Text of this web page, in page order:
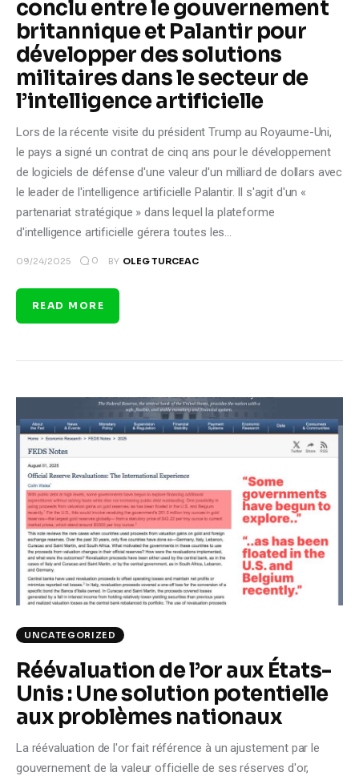
conclu entre le gouvernement
britannique et Palantir pour
développer des solutions
militaires dans le secteur de
l’intelligence artificielle
Lors de la récente visite du président Trump au Royaume-Uni,
le pays a signé un contrat de cinq ans pour le développement
de logiciels de défense d'une valeur d'un milliard de dollars avec
le leader de l'intelligence artificielle Palantir. Il s'agit d'un «
partenariat stratégique » dans lequel la plateforme
d'intelligence artificielle gérera toutes les…
09/24/2025 0 BY OLEG TURCEAC
READ MORE
UNCATEGORIZED
Réévaluation de l’or aux États-
Unis : Une solution potentielle
aux problèmes nationaux
La réévaluation de l'or fait référence à un ajustement par le
gouvernement de la valeur officielle de ses réserves d'or,